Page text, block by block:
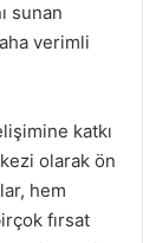
sunan
verimli
katkı
olarak ön
hem
fırsat